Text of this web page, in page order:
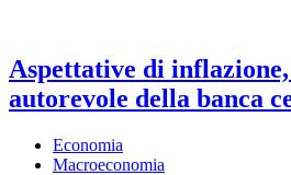
Aspettative di
autorevole della banca
Economia
Macroeconomia